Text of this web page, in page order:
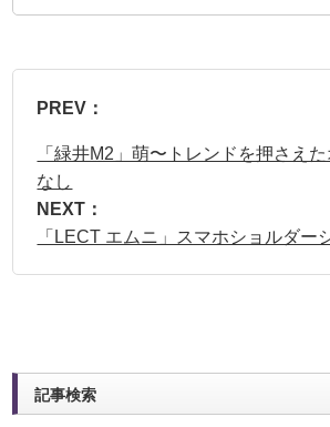
PREV：
「緑井M2」萌〜トレンドを押さえ
なし
NEXT：
「LECT エムニ」スマホショルダー
記事検索